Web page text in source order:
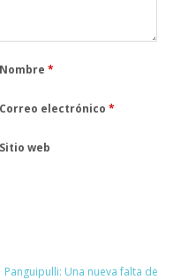
Nombre*
Correo electrónico*
Sitio web
Panguipulli: Una nueva falta de